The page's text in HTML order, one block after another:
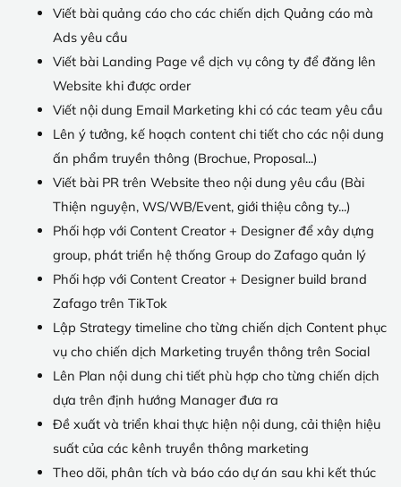
Viết bài quảng cáo cho các chiến dịch Quảng cáo mà
Ads yêu cầu
Viết bài Landing Page về dịch vụ công ty để đăng lên
Website khi được order
Viết nội dung Email Marketing khi có các team yêu cầu
Lên ý tưởng, kế hoạch content chi tiết cho các nội dung
ấn phẩm truyền thông (Brochue, Proposal...)
Viết bài PR trên Website theo nội dung yêu cầu (Bài
Thiện nguyện, WS/WB/Event, giới thiệu công ty...)
Phối hợp với Content Creator + Designer để xây dựng
group, phát triển hệ thống Group do Zafago quản lý
Phối hợp với Content Creator + Designer build brand
Zafago trên TikTok
Lập Strategy timeline cho từng chiến dịch Content phục
vụ cho chiến dịch Marketing truyền thông trên Social
Lên Plan nội dung chi tiết phù hợp cho từng chiến dịch
dựa trên định hướng Manager đưa ra
Đề xuất và triển khai thực hiện nội dung, cải thiện hiệu
suất của các kênh truyền thông marketing
Theo dõi, phân tích và báo cáo dự án sau khi kết thúc